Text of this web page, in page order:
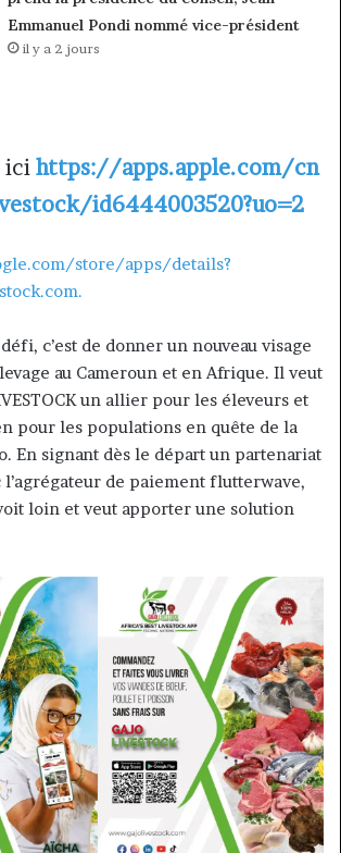
Emmanuel Pondi nommé vice-président
il y a 2 jours
ici https://apps.apple.com/cn
id6444003520?uo=2
store/apps/details?
c’est de donner un nouveau visage
au Cameroun et en Afrique. Il veut
un allier pour les éleveurs et
pour les populations en quête de la
En signant dès le départ un partenariat
l’agrégateur de paiement flutterwave,
loin et veut apporter une solution